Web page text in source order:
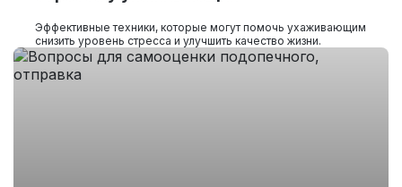
Эффективные техники, которые могут помочь ухаживающим
снизить уровень стресса и улучшить качество жизни.